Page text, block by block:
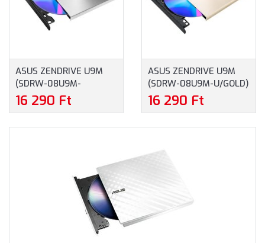
ASUS ZENDRIVE U9M
(SDRW-08U9M-
U/SILVER) -
ULTRAVÉKONY,
16 290 Ft
ASUS ZENDRIVE U9M
(SDRW-08U9M-U/GOLD)
- ULTRAVÉKONY,
HORDOZHATÓ 8-SZOROS
16 290 Ft